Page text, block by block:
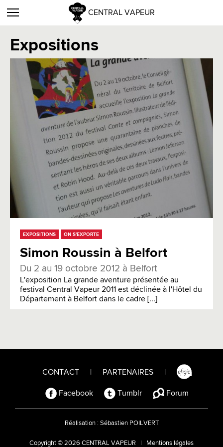
CENTRAL VAPEUR
Expositions
EXPOSITIONS ON S'EXPORTE
Simon Roussin à Belfort
Du 2 au 19 octobre 2012 à Belfort
L'exposition La grande aventure présentée au
festival Central Vapeur 2011 est déclinée à l'Hôtel du
Département à Belfort dans le cadre [...]
CONTACT PARTENAIRES
Facebook Tumblr Forum
Réalisation : Sébastien POILVERT
Copyright © 2026 CENTRAL VAPEUR | Mentions légales